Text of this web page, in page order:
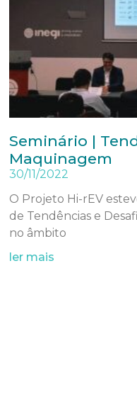
Seminário |
Maquinagem
30/11/2022
O Projeto Hi-rEV
de Tendências e
no âmbito
ler mais